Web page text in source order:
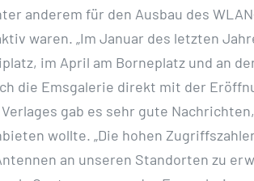
anderem für den Ausbau des
waren. „Im Januar des letzten
im April am Borneplatz und an
die Emsgalerie direkt mit der
gab es sehr gute
wollte. „Die hohen
an unseren Standorten zu